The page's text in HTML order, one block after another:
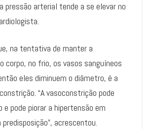
pressão arterial tende a se elevar no
na tentativa de manter a
corpo, no frio, os vasos sanguíneos
eles diminuem o diâmetro, é a
“A vasoconstrição pode
e pode piorar a hipertensão em
acrescentou.